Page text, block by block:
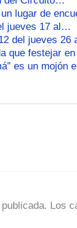
lugar de
jueves 17 al…
del jueves 26
que festejar
es un mojón
Los